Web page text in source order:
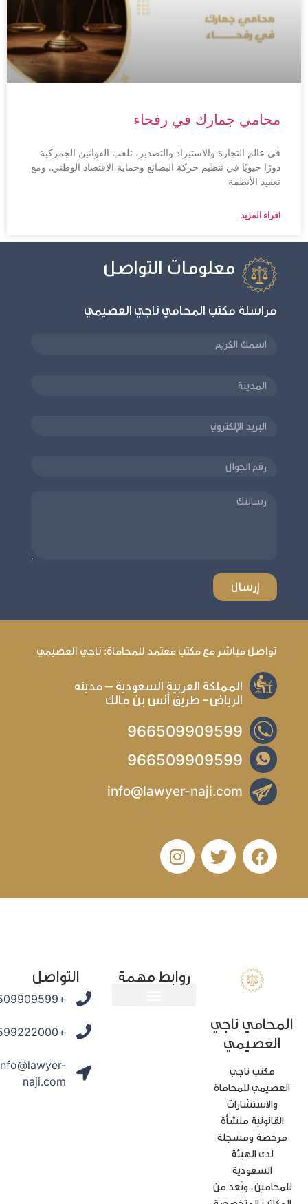
محامي جمارك في رفحاء
في عالم التجارة والاستيراد والتصدير، تلعب القوانين الجمركية
دورًا حيويًا في تنظيم حركة البضائع وحماية الاقتصاد الوطني. ومع
تعقيد الأنظمة
اقراء المزيد
معلومات التواصل
مراسلة مكتب المحامي ناجي العصيمي
تواصل مباشر مع مكتب معتمد للمحاماة: ناجي العصيمي
المملكة العربية السعودية – مدينه
الرياض- طريق أنس بن مالك
966509909599
966509909599
info@lawyer-naji.com
ناجي
العصيمي
مكتب ناجي
للمحاماة
والاستشارات
القانونية منشأة
ومسجلة
لدى الهيئة
السعودية
ويُعد من
روابط مهمة التواصل
+966509909599
+966599222000
info@lawyer-
naji.com